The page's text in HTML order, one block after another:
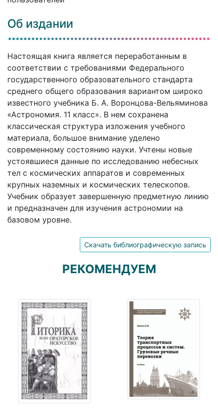
Об издании
Настоящая книга является переработанным в
соответствии с требованиями Федерального
государственного образовательного стандарта
среднего общего образования вариантом широко
известного учебника Б. А. Воронцова-Вельяминова
«Астрономия. 11 класс». В нем сохранена
классическая структура изложения учебного
материала, большое внимание уделено
современному состоянию науки. Учтены новые
устоявшиеся данные по исследованию небесных
тел с космических аппаратов и современных
крупных наземных и космических телескопов.
Учебник образует завершенную предметную линию
и предназначен для изучения астрономии на
базовом уровне.
Скачать библиографическую запись
РЕКОМЕНДУЕМ